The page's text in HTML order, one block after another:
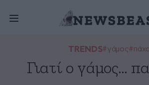
TRENDS#γάμος
Γιατί ο γάμος…